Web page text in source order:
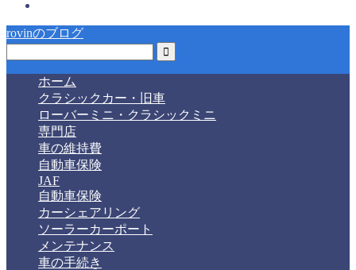
rovinのブログ
ホーム
クラシックカー・旧車
ローバーミニ・クラシックミニ
専門店
車の維持費
自動車保険
JAF
自動車保険
カーシェアリング
ソーラーカーポート
メンテナンス
車の手続き